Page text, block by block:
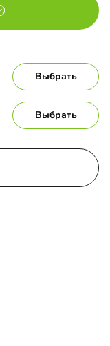
Выбрать
Выбрать